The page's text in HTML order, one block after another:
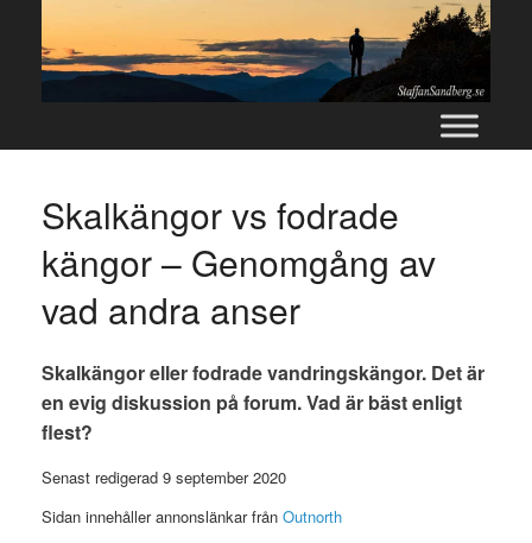
content
Skalkängor vs fodrade
kängor – Genomgång av
vad andra anser
Skalkängor eller fodrade vandringskängor. Det är
en evig diskussion på forum. Vad är bäst enligt
flest?
Senast redigerad 9 september 2020
Sidan innehåller annonslänkar från Outnorth